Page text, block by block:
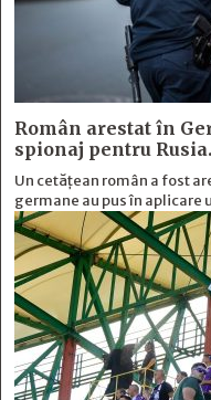
Român arestat în
spionaj pentru
Un cetățean român a fost
germane au pus în